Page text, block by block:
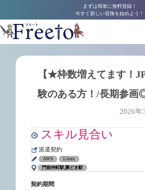
まずは簡単に無料登録！
今すぐ新しい冒険を始めよう！
【★枠数増えてます！
験のある方！/長期参画◎
2026年
スキル見合い
派遣契約
AWS
Linux
門前仲町駅,勝どき駅
契約期間